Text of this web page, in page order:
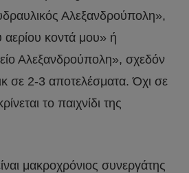
Αλεξανδρούπολη»,
αερίου κοντά μου» ή
Αλεξανδρούπολη», σχεδόν
σε 2-3 αποτελέσματα. Όχι σε
το παιχνίδι της
μακροχρόνιος συνεργάτης